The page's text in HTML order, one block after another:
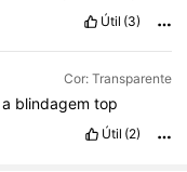
Útil (3)
Cor: Transparente
a blindagem top
Útil (2)